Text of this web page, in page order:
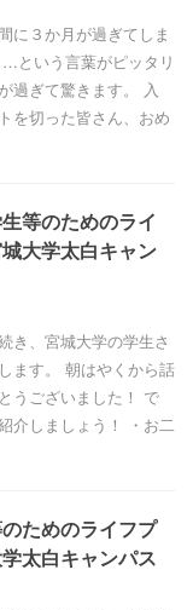
に３か月が過ぎてしま
という言葉がピッタリ
過ぎて驚きます。 入
を切った皆さん、おめ
等のためのライ
大学太白キャン
き、宮城大学の学生さ
ます。 朝はやくから話
うございました！ で
介しましょう！ ・お二
のためのライフプ
太白キャンパス